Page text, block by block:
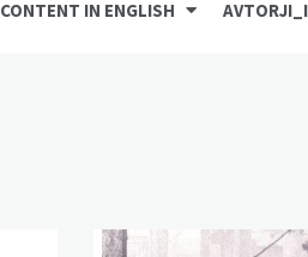
CONTENT IN ENGLISH